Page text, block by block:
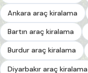
Ankara araç kiralama
Bartın araç kiralama
Burdur araç kiralama
Diyarbakır araç kiralama